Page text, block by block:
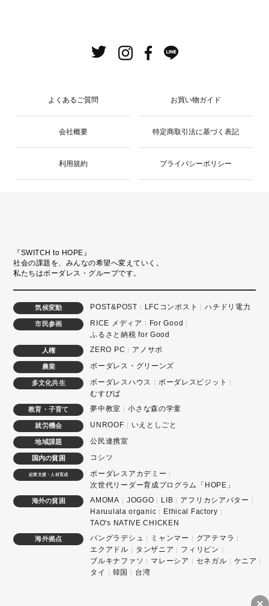
よくあるご質問 お買い物ガイド
会社概要 特定商取引法に基づく表記
利用規約 プライバシーポリシー
『SWITCH to HOPE』
社会の課題を、みんなの希望へ変えていく。
私たちはボーダレス・グループです。
気候変動 POST&POST LFCコンポスト ハチドリ電力
市民参画 RICE メディア
For Good
ふるさと納税 for Good
人権 ZERO PC アノサポ
農業 ボーダレス・グリーンズ
多文化共生 ボーダレスハウス
ボーダレスビジット
むすびば
教育・子育て 夢中教室 小さな森の学童
就労機会 UNROOF いえとしごと
地域課題 公民連携室
国内の貧困 コシツ
起業支援・人材育成
ボーダレスアカデミー
次世代リーダー育成プログラム「HOPE」
海外の貧困 AMOMA JOGGO LIB
アフリカシアバター
Haruulala organic
Ethical Factory
TAO's NATIVE CHICKEN
海外拠点 バングラデシュ ミャンマー
グアテマラ
エクアドル
タンザニア
フィリピン
ブルキナファソ
マレーシア セネガル
ケニア
タイ
韓国 台湾